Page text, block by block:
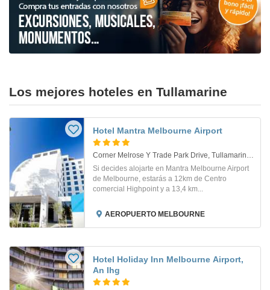
Los mejores hoteles en Tullamarine
Hotel Mantra Melbourne Airport
Corner Melrose Y Trade Park Drive, Tullamarine. Melbourne
Si decides alojarte en Mantra Melbourne Airport
de Melbourne, estarás a 12km de Centro
comercial Highpoint y a 13,4 km...
AEROPUERTO MELBOURNE
Hotel Holiday Inn Melbourne Airport,
An Ihg